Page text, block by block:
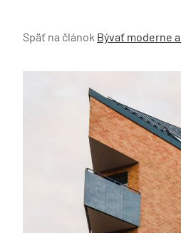
Späť na článok Bývať moderne